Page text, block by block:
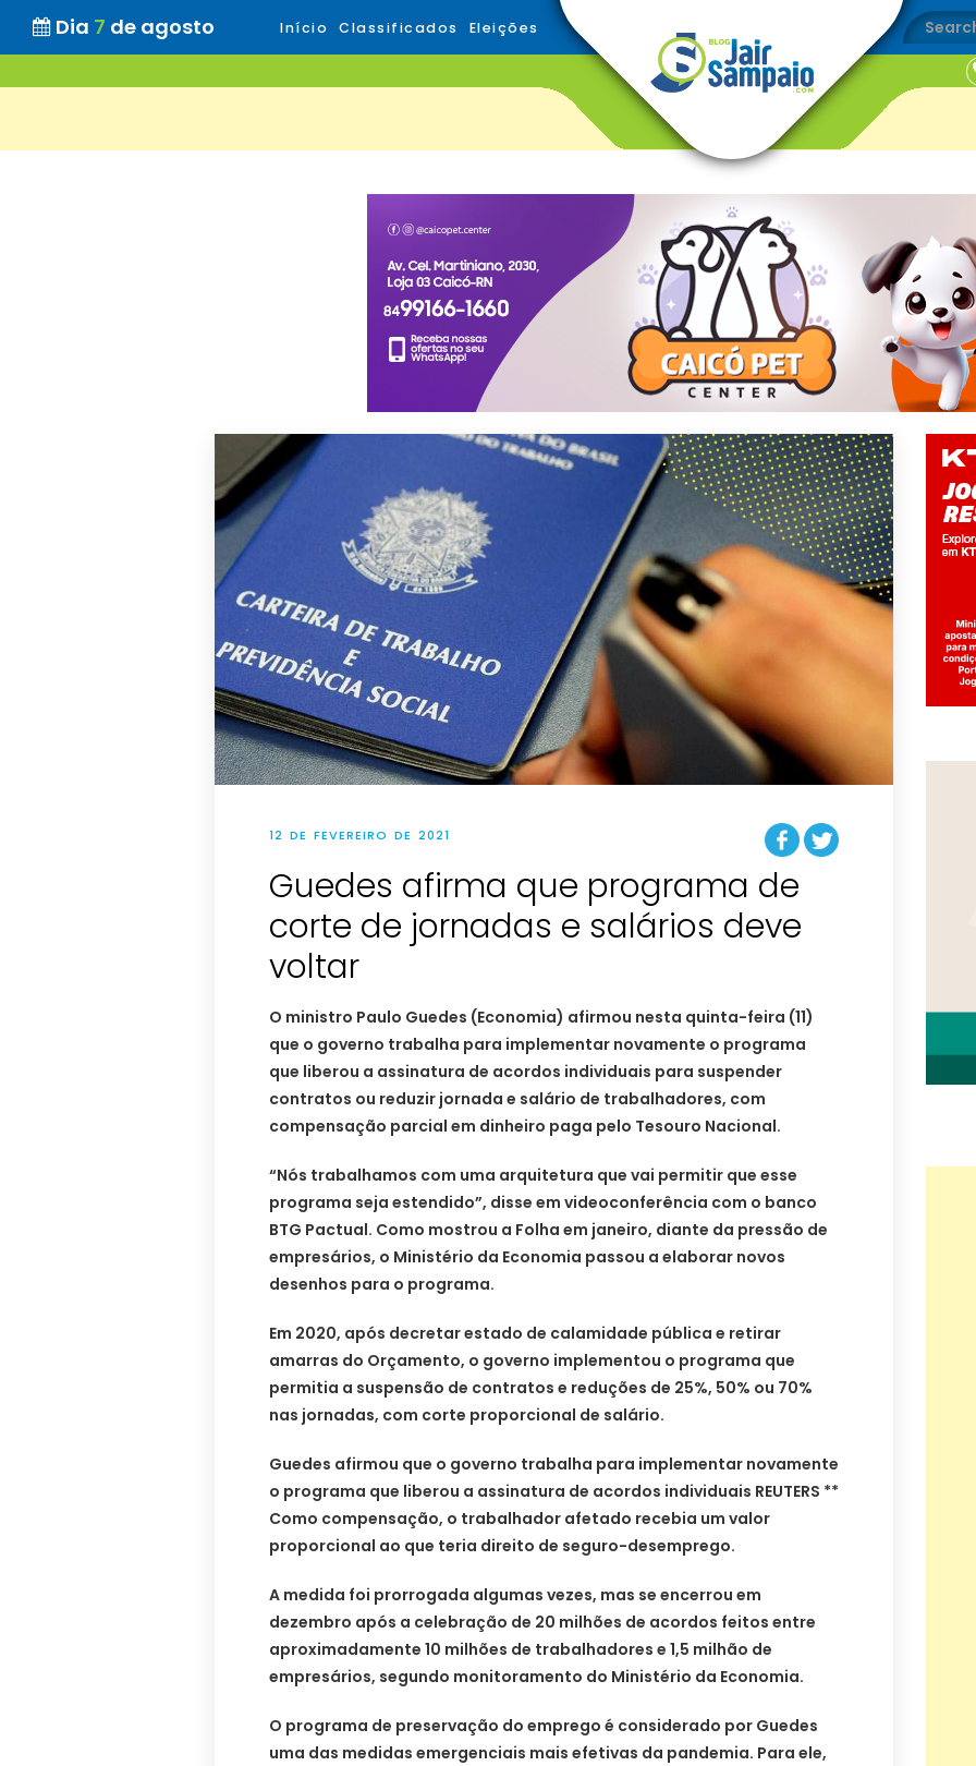
Dia 7 de agosto Início Classificados Eleições
12 DE FEVEREIRO DE 2021
Guedes afirma que programa de
corte de jornadas e salários deve
voltar
O ministro Paulo Guedes (Economia) afirmou nesta quinta-feira (11)
que o governo trabalha para implementar novamente o programa
que liberou a assinatura de acordos individuais para suspender
contratos ou reduzir jornada e salário de trabalhadores, com
compensação parcial em dinheiro paga pelo Tesouro Nacional.
“Nós trabalhamos com uma arquitetura que vai permitir que esse
programa seja estendido”, disse em videoconferência com o banco
BTG Pactual. Como mostrou a Folha em janeiro, diante da pressão de
empresários, o Ministério da Economia passou a elaborar novos
desenhos para o programa.
Em 2020, após decretar estado de calamidade pública e retirar
amarras do Orçamento, o governo implementou o programa que
permitia a suspensão de contratos e reduções de 25%, 50% ou 70%
nas jornadas, com corte proporcional de salário.
Guedes afirmou que o governo trabalha para implementar novamente
o programa que liberou a assinatura de acordos individuais REUTERS **
Como compensação, o trabalhador afetado recebia um valor
proporcional ao que teria direito de seguro-desemprego.
A medida foi prorrogada algumas vezes, mas se encerrou em
dezembro após a celebração de 20 milhões de acordos feitos entre
aproximadamente 10 milhões de trabalhadores e 1,5 milhão de
empresários, segundo monitoramento do Ministério da Economia.
O programa de preservação do emprego é considerado por Guedes
uma das medidas emergenciais mais efetivas da pandemia. Para ele,